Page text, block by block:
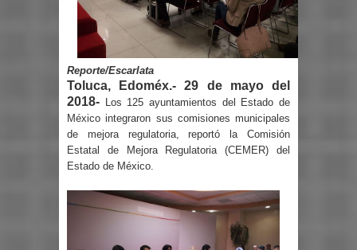
Reporte/Escarlata
Toluca, Edoméx.- 29 de mayo del
2018- Los 125 ayuntamientos del Estado de
México integraron sus comisiones municipales
de mejora regulatoria, reportó la Comisión
Estatal de Mejora Regulatoria (CEMER) del
Estado de México.